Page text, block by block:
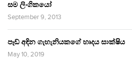
සම ලිංගිකයෝ
September 9, 2013
පෑඩ් අඳින ගැහැනියකගේ හෘදය සාක්ෂිය
May 10, 2019